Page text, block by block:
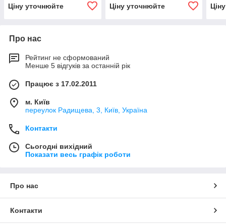
кіловольтметр Ц330 (Ц
Ціну уточнюйте Ціну уточнюйте
Ц
Про нас
Рейтинг не сформований
Менше 5 відгуків за останній рік
Працює з 17.02.2011
м. Київ
переулок Радищева, 3, Київ, Україна
Контакти
Сьогодні вихідний
Показати весь графік роботи
Про нас
Контакти